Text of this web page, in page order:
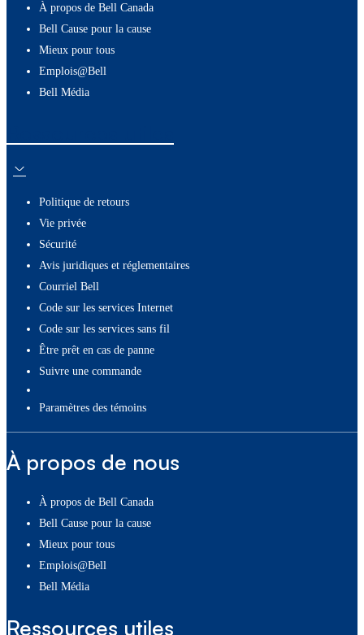
À propos de Bell Canada
Bell Cause pour la cause
Mieux pour tous
Emplois@Bell
Bell Média
Politique de retours
Vie privée
Sécurité
Avis juridiques et réglementaires
Courriel Bell
Code sur les services Internet
Code sur les services sans fil
Être prêt en cas de panne
Suivre une commande
paramètres des témoins
À propos de nous
À propos de Bell Canada
Bell Cause pour la cause
Mieux pour tous
Emplois@Bell
Bell Média
Ressources utiles